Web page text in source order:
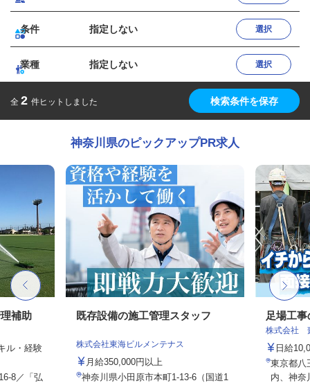
条件 指定しない 選択
業種 指定しない 選択
全 2 件ヒットしました 検索条件を保存
神奈川県のピックアップPR求人
補助
ル・経験
8／「弘
既存設備の施工管理スタッフ
株式会社東海ビルメンテナス
月給350,000円以上
神奈川県小田原市本町1-13-6（国道1
足場工
株式会社
日給
東京都八
内、神奈